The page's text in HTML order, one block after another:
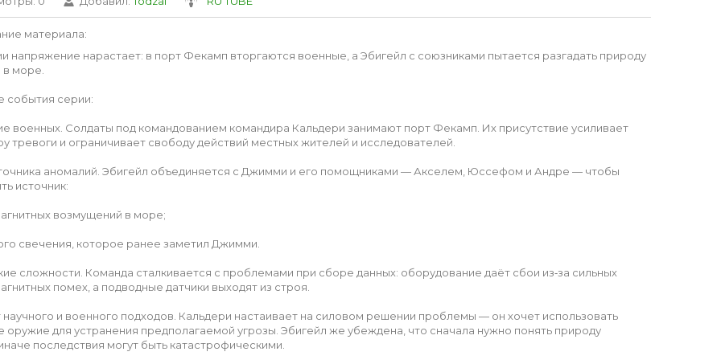
материала:
напряжение нарастает: в порт Фекамп вторгаются военные, а Эбигейл с союзниками пытается разгадать природу
в море.
события серии:
военных. Солдаты под командованием командира Кальдери занимают порт Фекамп. Их присутствие усиливает
тревоги и ограничивает свободу действий местных жителей и исследователей.
аномалий. Эбигейл объединяется с Джимми и его помощниками — Акселем, Юссефом и Андре — чтобы
источник:
возмущений в море;
свечения, которое ранее заметил Джимми.
сложности. Команда сталкивается с проблемами при сборе данных: оборудование даёт сбои из‑за сильных
помех, а подводные датчики выходят из строя.
и военного подходов. Кальдери настаивает на силовом решении проблемы — он хочет использовать
оружие для устранения предполагаемой угрозы. Эбигейл же убеждена, что сначала нужно понять природу
последствия могут быть катастрофическими.